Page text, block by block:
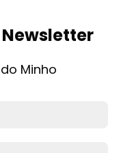
Minho